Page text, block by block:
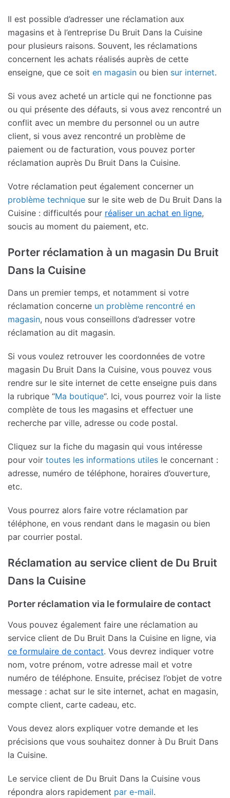
Il est possible d’adresser une réclamation aux
magasins et à l’entreprise Du Bruit Dans la Cuisine
pour plusieurs raisons. Souvent, les réclamations
concernent les achats réalisés auprès de cette
enseigne, que ce soit en magasin ou bien sur internet.
Si vous avez acheté un article qui ne fonctionne pas
ou qui présente des défauts, si vous avez rencontré un
conflit avec un membre du personnel ou un autre
client, si vous avez rencontré un problème de
paiement ou de facturation, vous pouvez porter
réclamation auprès Du Bruit Dans la Cuisine.
Votre réclamation peut également concerner un
problème technique sur le site web de Du Bruit Dans la
Cuisine : difficultés pour réaliser un achat en ligne,
soucis au moment du paiement, etc.
Porter réclamation à un magasin Du Bruit
Dans la Cuisine
Dans un premier temps, et notamment si votre
réclamation concerne un problème rencontré en
magasin, nous vous conseillons d’adresser votre
réclamation au dit magasin.
Si vous voulez retrouver les coordonnées de votre
magasin Du Bruit Dans la Cuisine, vous pouvez vous
rendre sur le site internet de cette enseigne puis dans
la rubrique “Ma boutique“. Ici, vous pourrez voir la liste
complète de tous les magasins et effectuer une
recherche par ville, adresse ou code postal.
Cliquez sur la fiche du magasin qui vous intéresse
pour voir toutes les informations utiles le concernant :
adresse, numéro de téléphone, horaires d’ouverture,
etc.
Vous pourrez alors faire votre réclamation par
téléphone, en vous rendant dans le magasin ou bien
par courrier postal.
Réclamation au service client de Du Bruit
Dans la Cuisine
Porter réclamation via le formulaire de contact
Vous pouvez également faire une réclamation au
service client de Du Bruit Dans la Cuisine en ligne, via
ce formulaire de contact. Vous devrez indiquer votre
nom, votre prénom, votre adresse mail et votre
numéro de téléphone. Ensuite, précisez l’objet de votre
message : achat sur le site internet, achat en magasin,
compte client, carte cadeau, etc.
Vous devez alors expliquer votre demande et les
précisions que vous souhaitez donner à Du Bruit Dans
la Cuisine.
Le service client de Du Bruit Dans la Cuisine vous
répondra alors rapidement par e-mail.